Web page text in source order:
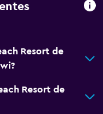
Resort de
Resort de